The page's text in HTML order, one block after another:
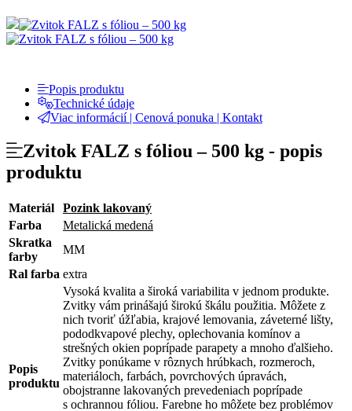
Popis produktu
Technické údaje
Viac informácií | Cenová ponuka | Kontakt
Zvitok FALZ s fóliou – 500 kg - popis
produktu
Materiál
Pozink lakovaný
Farba
Metalická medená
Skratka
farby
MM
Ral farba extra
Popis
produktu
Vysoká kvalita a široká variabilita v jednom produkte.
Zvitky vám prinášajú širokú škálu použitia. Môžete z
nich tvoriť úžľabia, krajové lemovania, záveterné lišty,
pododkvapové plechy, oplechovania komínov a
strešných okien poprípade parapety a mnoho ďalšieho.
Zvitky ponúkame v rôznych hrúbkach, rozmeroch,
materiáloch, farbách, povrchových úpravách,
obojstranne lakovaných prevedeniach poprípade
s ochrannou fóliou. Farebne ho môžete bez problémov